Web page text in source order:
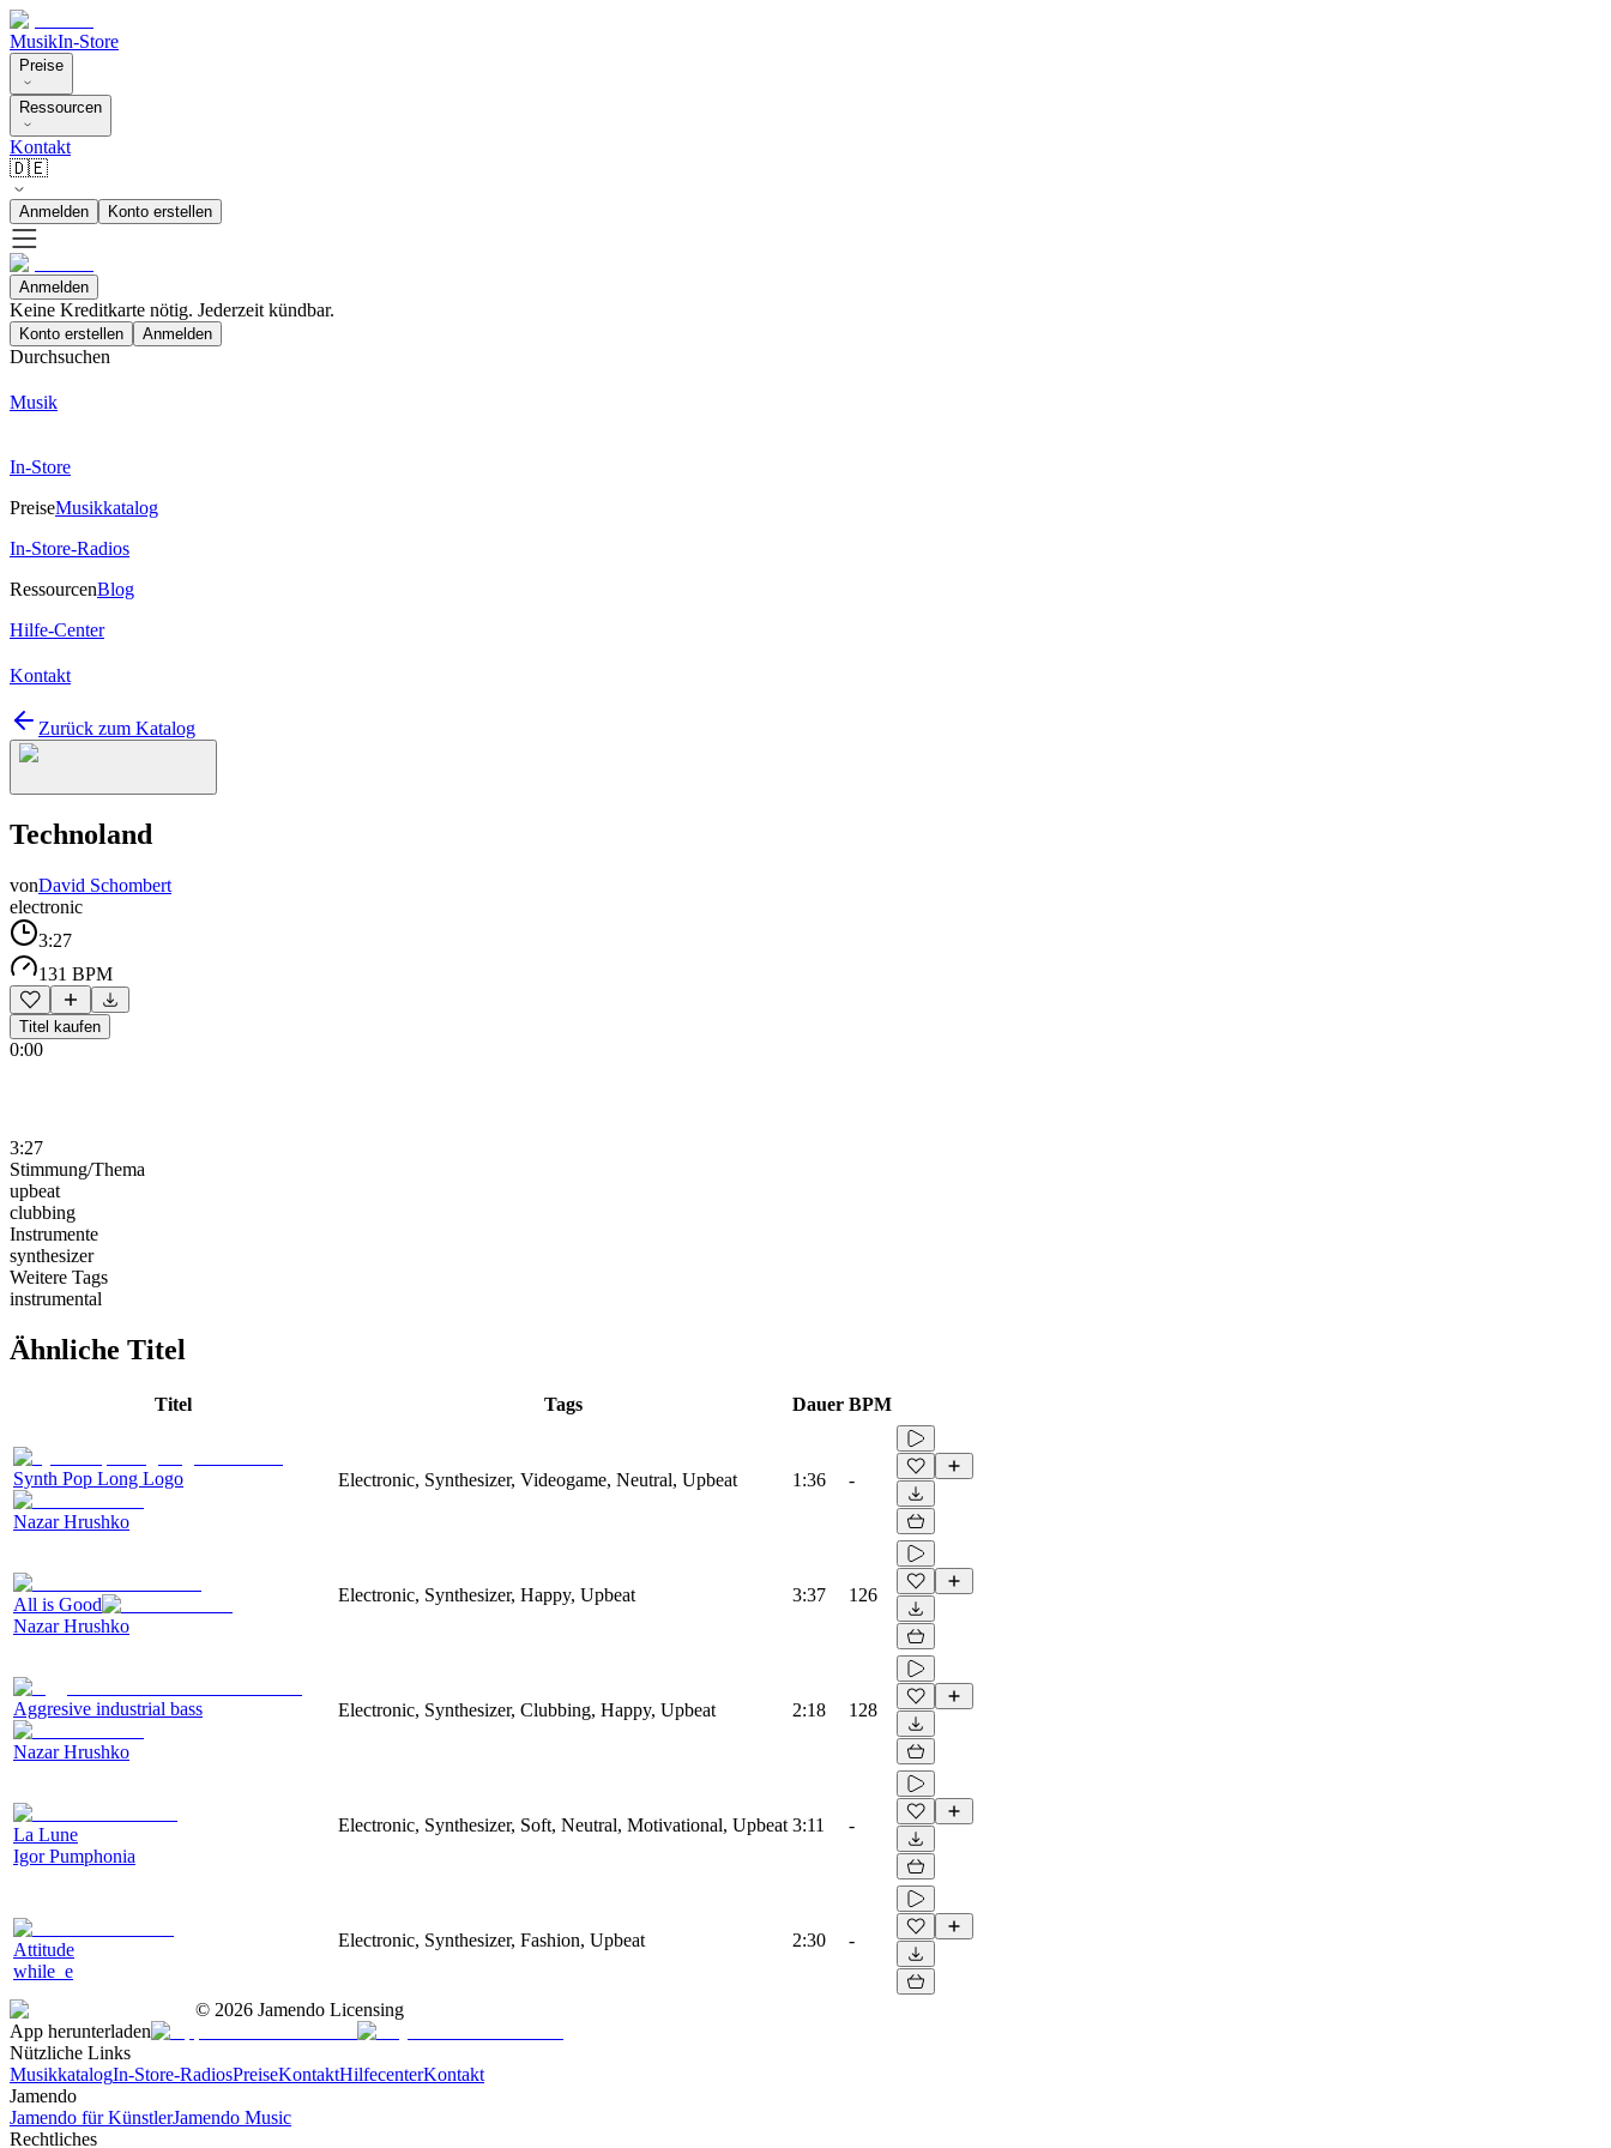
MusikIn-Store
Preise
Ressourcen
Kontakt
🇩🇪
Anmelden Konto erstellen
Anmelden
Keine Kreditkarte nötig. Jederzeit kündbar.
Konto erstellen Anmelden
Durchsuchen
Musik
In-Store
PreiseMusikkatalog
In-Store-Radios
RessourcenBlog
Hilfe-Center
Kontakt
Zurück zum Katalog
Technoland
vonDavid Schombert
electronic
3:27
131 BPM
Titel kaufen
0:00
3:27
Stimmung/Thema
upbeat
clubbing
Instrumente
synthesizer
Weitere Tags
instrumental
Ähnliche Titel
Titel Tags Dauer BPM
Synth Pop Long Logo
Nazar Hrushko
Electronic, Synthesizer, Videogame, Neutral, Upbeat 1:36 -
All is Good
Nazar Hrushko
Electronic, Synthesizer, Happy, Upbeat 3:37 126
Aggresive industrial bass
Nazar Hrushko
Electronic, Synthesizer, Clubbing, Happy, Upbeat 2:18 128
La Lune
Igor Pumphonia
Electronic, Synthesizer, Soft, Neutral, Motivational, Upbeat 3:11 -
Attitude
while_e
Electronic, Synthesizer, Fashion, Upbeat 2:30 -
© 2026 Jamendo Licensing
App herunterladen
Nützliche Links
MusikkatalogIn-Store-RadiosPreiseKontaktHilfecenterKontakt
Jamendo
Jamendo für KünstlerJamendo Music
Rechtliches